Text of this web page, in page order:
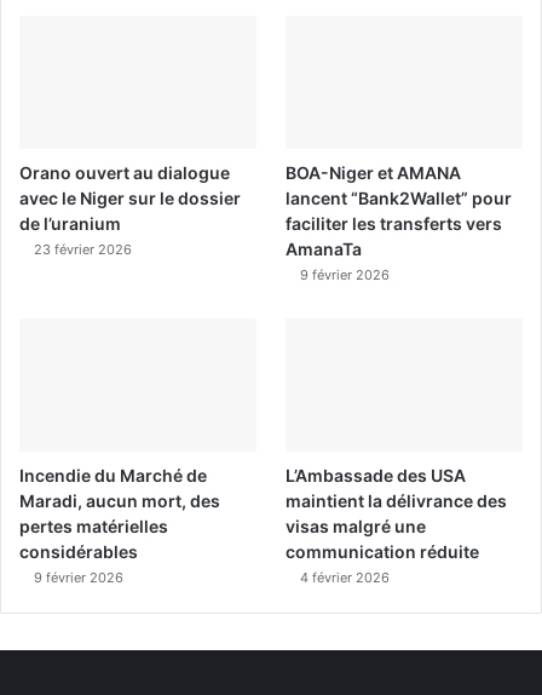
Orano ouvert au dialogue
avec le Niger sur le dossier
de l’uranium
23 février 2026
BOA-Niger et AMANA
lancent “Bank2Wallet” pour
faciliter les transferts vers
AmanaTa
9 février 2026
Incendie du Marché de
Maradi, aucun mort, des
pertes matérielles
considérables
9 février 2026
L’Ambassade des USA
maintient la délivrance des
visas malgré une
communication réduite
4 février 2026